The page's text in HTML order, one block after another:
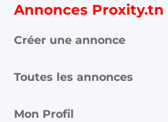
Annonces Proxity.tn
Créer une annonce
Toutes les annonces
Mon Profil